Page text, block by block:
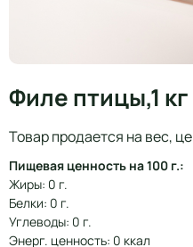
Филе птицы,1
Товар продается на вес,
Пищевая ценность на 100 г.:
Жиры: 0 г.
Белки: 0 г.
Углеводы: 0 г.
Энерг. ценность: 0 ккал